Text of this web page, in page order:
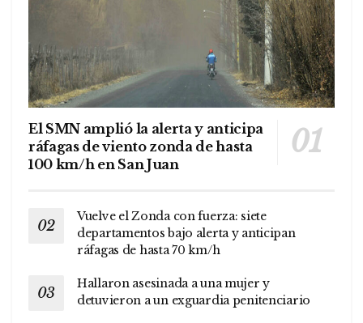
El SMN amplió la alerta y anticipa
ráfagas de viento zonda de hasta
100 km/h en San Juan
Vuelve el Zonda con fuerza: siete
departamentos bajo alerta y anticipan
ráfagas de hasta 70 km/h
Hallaron asesinada a una mujer y
detuvieron a un exguardia penitenciario